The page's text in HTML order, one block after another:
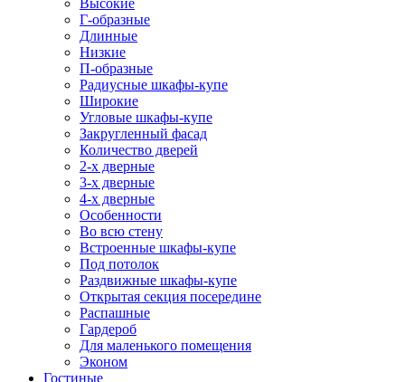
Высокие
Г-образные
Длинные
Низкие
П-образные
Радиусные шкафы-купе
Широкие
Угловые шкафы-купе
Закругленный фасад
Количество дверей
2-х дверные
3-х дверные
4-х дверные
Особенности
Во всю стену
Встроенные шкафы-купе
Под потолок
Раздвижные шкафы-купе
Открытая секция посередине
Распашные
Гардероб
Для маленького помещения
Эконом
Гостиные